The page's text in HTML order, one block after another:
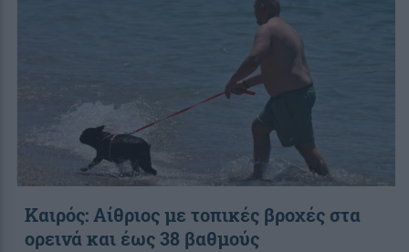
Καιρός: Αίθριος με τοπικές βροχές στα
ορεινά και έως 38 βαθμούς